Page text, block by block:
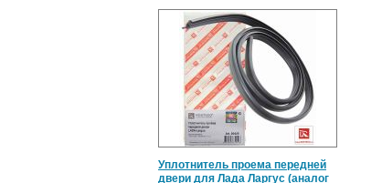
Уплотнитель проема передней
двери для Лада Ларгус (аналог